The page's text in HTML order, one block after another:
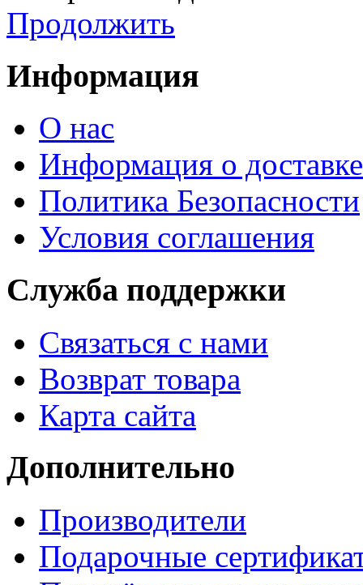
Продолжить
Информация
О нас
Информация о доставке
Политика Безопасности
Условия соглашения
Служба поддержки
Связаться с нами
Возврат товара
Карта сайта
Дополнительно
Производители
Подарочные